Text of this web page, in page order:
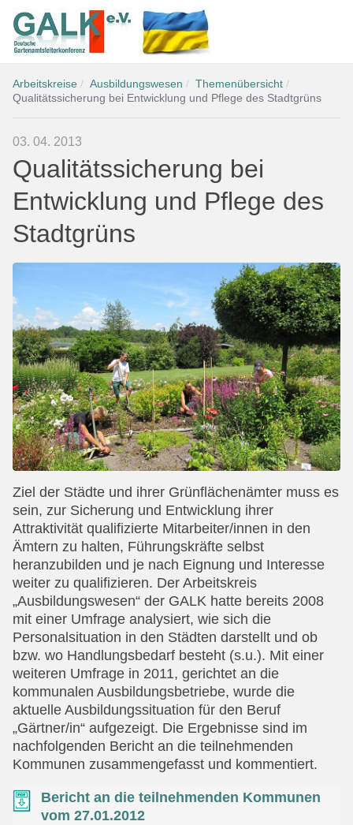
Arbeitskreise Ausbildungswesen
Themenübersicht
Qualitätssicherung bei Entwicklung und Pflege des Stadtgrüns
03. 04. 2013
Qualitätssicherung bei
Entwicklung und Pflege des
Stadtgrüns
Ziel der Städte und ihrer Grünflächenämter muss es
sein, zur Sicherung und Entwicklung ihrer
Attraktivität qualifizierte Mitarbeiter/innen in den
Ämtern zu halten, Führungskräfte selbst
heranzubilden und je nach Eignung und Interesse
weiter zu qualifizieren. Der Arbeitskreis
„Ausbildungswesen“ der GALK hatte bereits 2008
mit einer Umfrage analysiert, wie sich die
Personalsituation in den Städten darstellt und ob
bzw. wo Handlungsbedarf besteht (s.u.). Mit einer
weiteren Umfrage in 2011, gerichtet an die
kommunalen Ausbildungsbetriebe, wurde die
aktuelle Ausbildungssituation für den Beruf
„Gärtner/in“ aufgezeigt. Die Ergebnisse sind im
nachfolgenden Bericht an die teilnehmenden
Kommunen zusammengefasst und kommentiert.
Bericht an die teilnehmenden Kommunen
vom 27.01.2012